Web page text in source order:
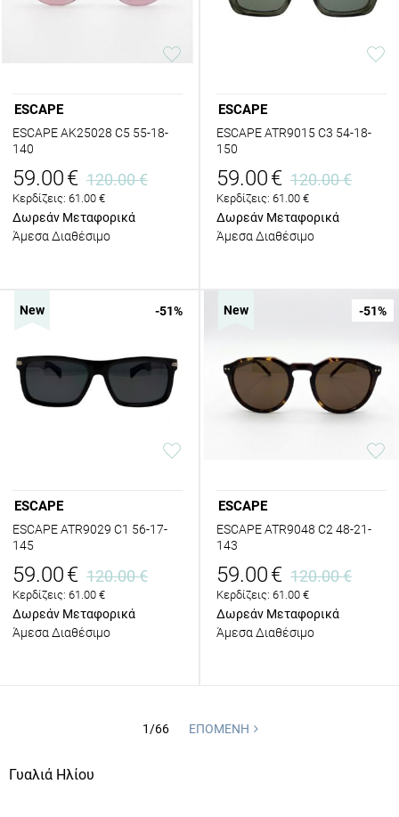
ESCAPE
ESCAPE AK25028 C5 55-18-
140
59.00€ 120.00€
Κερδίζεις: 61.00 €
Δωρεάν Μεταφορικά
Άμεσα Διαθέσιμο
ESCAPE
ESCAPE ATR9015 C3 54-18-
150
59.00€ 120.00€
Κερδίζεις: 61.00 €
Δωρεάν Μεταφορικά
Άμεσα Διαθέσιμο
New -51%
ESCAPE
ESCAPE ATR9029 C1 56-17-
145
59.00€ 120.00€
Κερδίζεις: 61.00 €
Δωρεάν Μεταφορικά
Άμεσα Διαθέσιμο
New -51%
ESCAPE
ESCAPE ATR9048 C2 48-21-
143
59.00€ 120.00€
Κερδίζεις: 61.00 €
Δωρεάν Μεταφορικά
Άμεσα Διαθέσιμο
1/66 ΕΠΌΜΕΝΗ
Γυαλιά Ηλίου